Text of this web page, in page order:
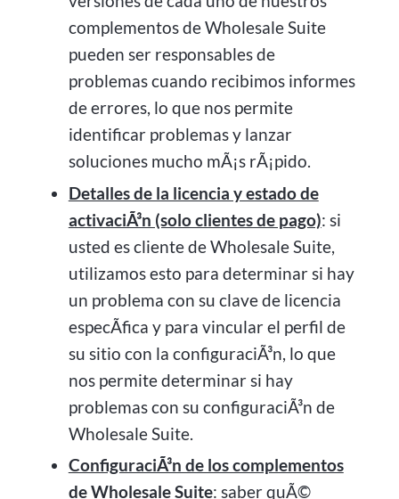
complementos de Wholesale Suite
pueden ser responsables de
problemas cuando recibimos informes
de errores, lo que nos permite
identificar problemas y lanzar
soluciones mucho mÃ¡s rÃ¡pido.
Detalles de la licencia y estado de
activaciÃ³n (solo clientes de pago): si
usted es cliente de Wholesale Suite,
utilizamos esto para determinar si hay
un problema con su clave de licencia
especÃ­fica y para vincular el perfil de
su sitio con la configuraciÃ³n, lo que
nos permite determinar si hay
problemas con su configuraciÃ³n de
Wholesale Suite.
ConfiguraciÃ³n de los complementos
de Wholesale Suite: saber quÃ©